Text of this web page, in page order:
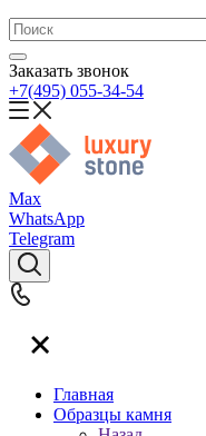
Заказать звонок
+7(495) 055-34-54
Max
WhatsApp
Telegram
Главная
Образцы камня